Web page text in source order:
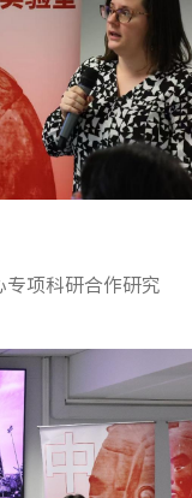
项科研合作研究